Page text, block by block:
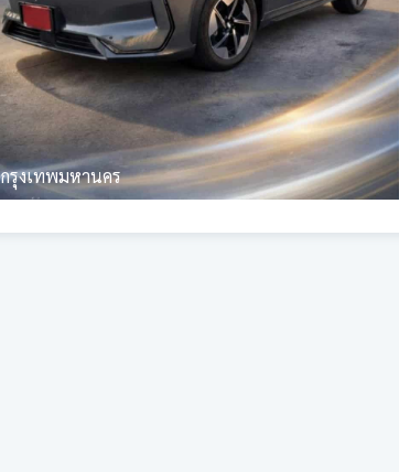
กรุงเทพมหานคร